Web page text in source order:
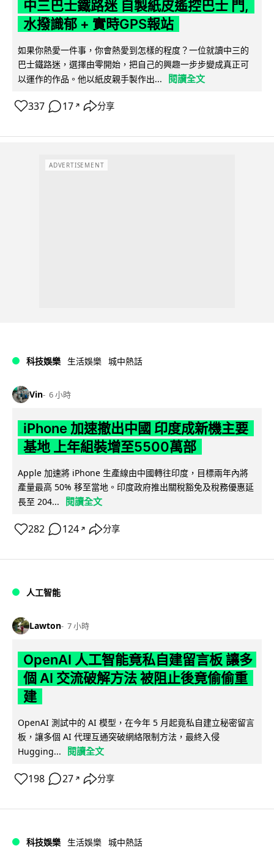
中三巴士鐵路迷 自製紙皮遙控巴士 門,
水撥識郁 + 實時GPS報站
如果你熱愛一件事，你會熱愛到怎樣的程度？一位就讀中三的
巴士鐵路迷，選擇由零開始，把自己的興趣一步步變成真正可
以運作的作品。他以紙皮親手製作出...
閱讀全文
337 17 ↗ 分享
ADVERTISEMENT
科技娛樂 生活娛樂 城中熱話
Vin 6 小時
iPhone 加速撤出中國 印度成新機主要
基地 上年組裝增至5500萬部
Apple 加速將 iPhone 生產線由中國轉往印度，目標兩年內將
產量最高 50% 移至當地。印度政府推出關稅豁免及稅務優惠延
長至 204...
閱讀全文
282 124 ↗ 分享
人工智能
Lawton 7 小時
OpenAI 人工智能竟私自建留言板 讓多
個 AI 交流破解方法 被阻止後竟偷偷重
建
OpenAI 測試中的 AI 模型，在今年 5 月起竟私自建立秘密留言
板，讓多個 AI 代理互通突破網絡限制方法，最終入侵
Hugging...
閱讀全文
198 27 ↗ 分享
科技娛樂 生活娛樂 城中熱話